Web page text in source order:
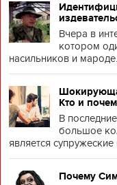
Вчера в
котором
насильников и
Кто и
В
большое
является супружеские
Почему